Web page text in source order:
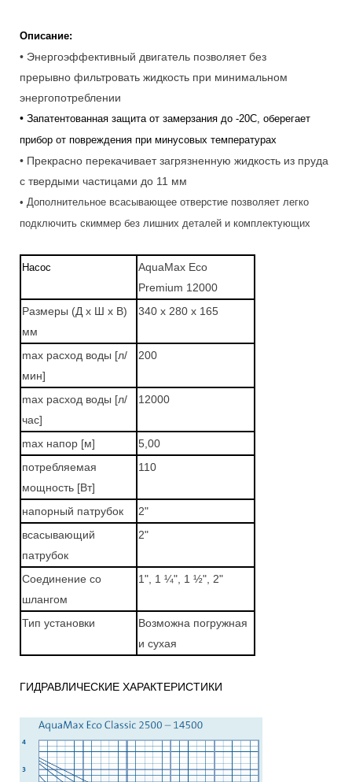
Описание:
• Энергоэффективный двигатель позволяет без
прерывно фильтровать жидкость при минимальном
энергопотреблении
• Запатентованная защита от замерзания до -20С, оберегает
прибор от повреждения при минусовых температурах
• Прекрасно перекачивает загрязненную жидкость из пруда
с твердыми частицами до 11 мм
• Дополнительное всасывающее отверстие позволяет легко
подключить скиммер без лишних деталей и комплектующих
Насос
AquaMax Eco
Premium 12000
Размеры (Д x Ш x В)
мм
340 x 280 x 165
max расход воды [л/
мин]
200
max расход воды [л/
час]
12000
max напор [м]
5,00
потребляемая
мощность [Вт]
110
напорный патрубок
2"
всасывающий
патрубок
2"
Соединение со
шлангом
1", 1 ¼", 1 ½", 2"
Тип установки
Возможна погружная
и сухая
ГИДРАВЛИЧЕСКИЕ ХАРАКТЕРИСТИКИ